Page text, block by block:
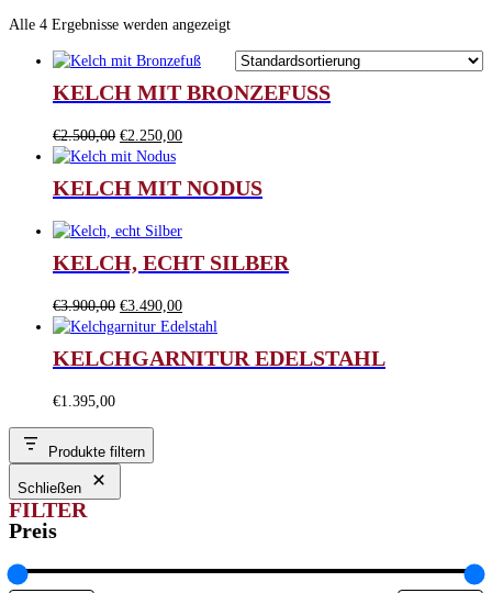
Alle 4 Ergebnisse werden angezeigt
KELCH MIT BRONZEFUSS
€2.500,00 Ursprünglicher
Preis
€2.500,00
€2.250,00Aktueller
€2.250,00.
KELCH MIT NODUS
KELCH, ECHT SILBER
€3.900,00 Ursprünglicher
Preis
€3.900,00
€3.490,00Aktueller
Preis
€3.490,00.
KELCHGARNITUR EDELSTAHL
€1.395,00
Produkte filtern
Schließen
FILTER
Preis